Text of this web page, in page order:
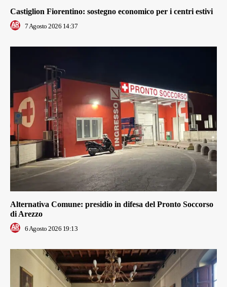
Castiglion Fiorentino: sostegno economico per i centri estivi
7 Agosto 2026 14:37
Alternativa Comune: presidio in difesa del Pronto Soccorso
di Arezzo
6 Agosto 2026 19:13